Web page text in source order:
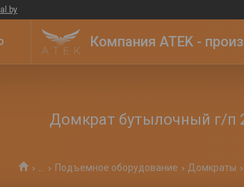
Компания ATEK -
Домкрат бутылочный г/п
Подъемное оборудование Домкраты